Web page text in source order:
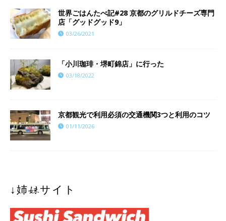
世界ごはんたべ記#28 京都のグリルドチーズ専門
店「グッドグッド9」
03/26/2021
「小川珈琲・堺町錦店」に行った
03/18/2022
京都観光で利用必須の交通機関3つと利用のコツ
01/11/2026
↓姉妹サイト